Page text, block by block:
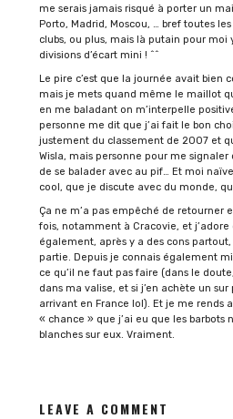
me serais jamais risqué à porter un
Porto, Madrid, Moscou, … bref toutes
clubs, ou plus, mais là putain pour moi
divisions d’écart mini ! ^^
Le pire c’est que la journée avait bien
mais je mets quand même le maillot
en me baladant on m’interpelle
personne me dit que j’ai fait le bon
justement du classement de 2007 et
Wisla, mais personne pour me signaler
de se balader avec au pif… Et moi
cool, que je discute avec du monde,
Ça ne m’a pas empêché de retourner
fois, notamment à Cracovie, et j’adore
également, après y a des cons
partie. Depuis je connais également
ce qu’il ne faut pas faire (dans le
dans ma valise, et si j’en achète un
arrivant en France lol). Et je me rends
« chance » que j’ai eu que les barbots
blanches sur eux. Vraiment.
LEAVE A COMMENT